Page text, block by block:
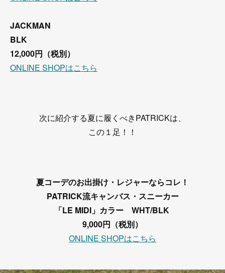
JACKMAN
BLK
12,000円（税別）
ONLINE SHOPはこちら
次に紹介する夏に履くべきPATRICKは、
この１足！！
夏コーデのお出掛け・レジャーならコレ！
PATRICK流キャンバス・スニーカー
「LE MIDI」カラー WHT/BLK
9,000円（税別）
ONLINE SHOPはこちら